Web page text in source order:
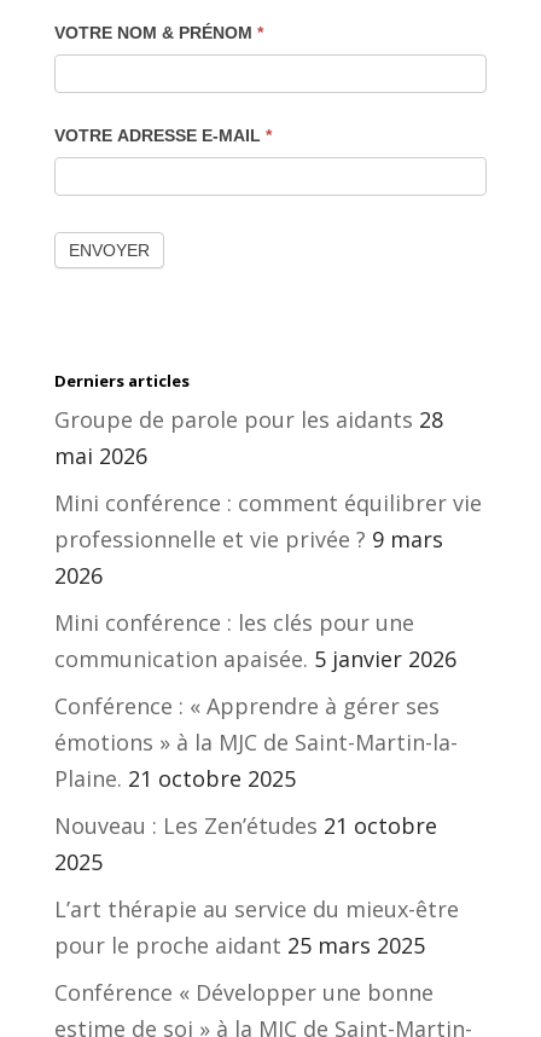
VOTRE NOM & PRÉNOM *
VOTRE ADRESSE E-MAIL *
Derniers articles
Groupe de parole pour les aidants 28
mai 2026
Mini conférence : comment équilibrer vie
professionnelle et vie privée ? 9 mars
2026
Mini conférence : les clés pour une
communication apaisée. 5 janvier 2026
Conférence : « Apprendre à gérer ses
émotions » à la MJC de Saint-Martin-la-
Plaine. 21 octobre 2025
Nouveau : Les Zen’études 21 octobre
2025
L’art thérapie au service du mieux-être
pour le proche aidant 25 mars 2025
Conférence « Développer une bonne
estime de soi » à la MJC de Saint-Martin-